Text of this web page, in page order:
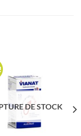
DE STOCK